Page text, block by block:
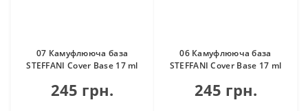
07 Камуфлююча база
STEFFANI Cover Base 17 ml
245 грн.
06 Камуфлююча база
STEFFANI Cover Base 17 ml
245 грн.